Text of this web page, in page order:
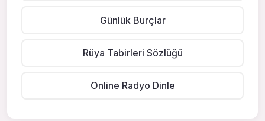
Günlük Burçlar
Rüya Tabirleri Sözlüğü
Online Radyo Dinle